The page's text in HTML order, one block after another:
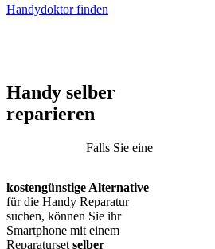
Handydoktor finden
Handy selber
reparieren
Falls Sie eine
kostengünstige Alternative
für die Handy Reparatur
suchen, können Sie ihr
Smartphone mit einem
Reparaturset selber